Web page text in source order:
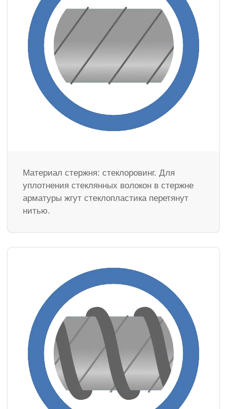
Материал стержня: стеклоровинг. Для
уплотнения стеклянных волокон в стержне
арматуры жгут стеклопластика перетянут
нитью.